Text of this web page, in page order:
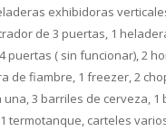
exhibidoras
de 3 puertas, 1
puertas ( sin funcionar), 2
de fiambre, 1 freezer, 2
una, 3 barriles de cerveza, 1
termotanque, carteles